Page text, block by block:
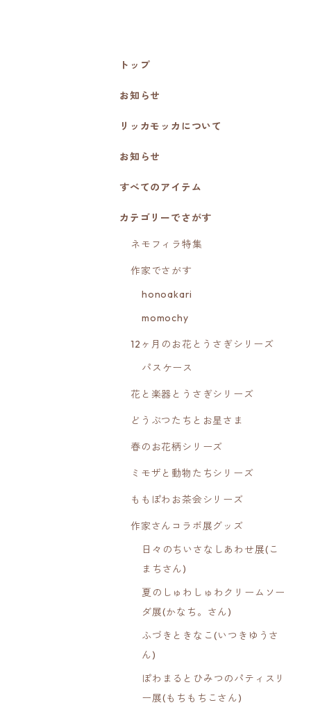
トップ
お知らせ
リッカモッカについて
お知らせ
すべてのアイテム
カテゴリーでさがす
ネモフィラ特集
作家でさがす
honoakari
momochy
12ヶ月のお花とうさぎシリーズ
パスケース
花と楽器とうさぎシリーズ
どうぶつたちとお星さま
春のお花柄シリーズ
ミモザと動物たちシリーズ
ももぽわお茶会シリーズ
作家さんコラボ展グッズ
日々のちいさなしあわせ展(こ
まちさん)
夏のしゅわしゅわクリームソー
ダ展(かなち。さん)
ふづきときなこ(いつきゆうさ
ん)
ぽわまるとひみつのパティスリ
ー展(もちもちこさん)